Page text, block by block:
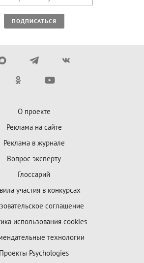
ПОДПИСАТЬСЯ
О проекте
Реклама на сайте
Реклама в журнале
Вопрос эксперту
Глоссарий
участия в конкурсах
соглашение
использования cookies
технологии
Проекты Psychologies